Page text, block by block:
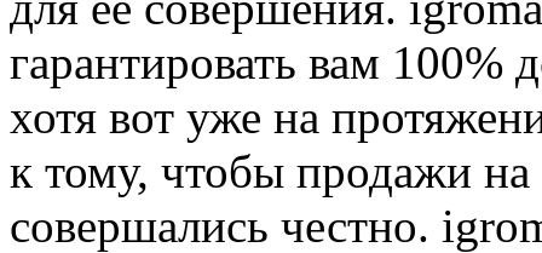
гарантировать вам 100%
хотя вот уже на
к тому, чтобы продажи
совершались честно.